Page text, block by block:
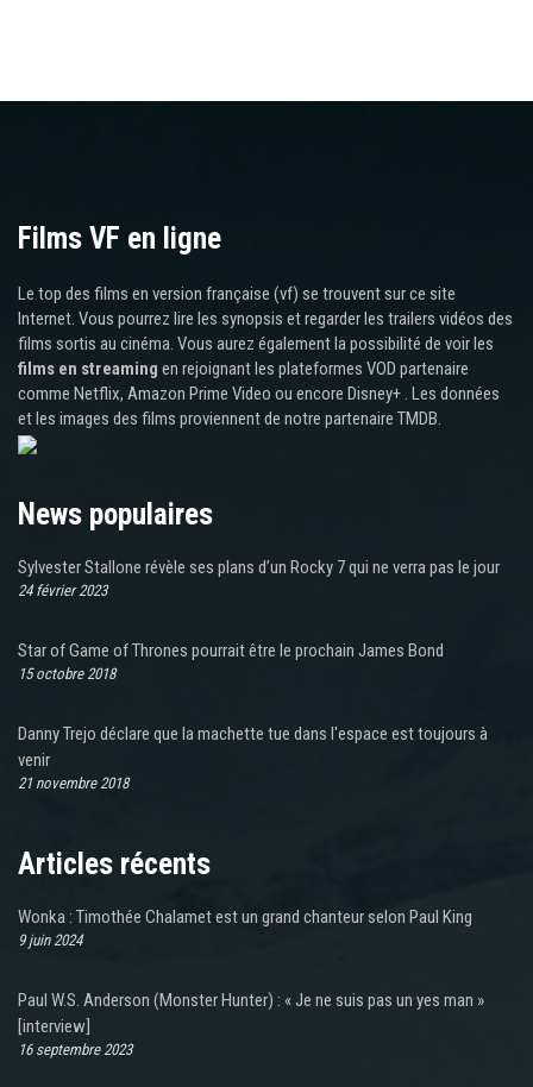
Films VF en ligne
Le top des films en version française (vf) se trouvent sur ce site
Internet. Vous pourrez lire les synopsis et regarder les trailers vidéos des
films sortis au cinéma. Vous aurez également la possibilité de voir les
films en streaming en rejoignant les plateformes VOD partenaire
comme Netflix, Amazon Prime Video ou encore Disney+ . Les données
et les images des films proviennent de notre partenaire TMDB.
News populaires
Sylvester Stallone révèle ses plans d’un Rocky 7 qui ne verra pas le jour
24 février 2023
Star of Game of Thrones pourrait être le prochain James Bond
15 octobre 2018
Danny Trejo déclare que la machette tue dans l'espace est toujours à
venir
21 novembre 2018
Articles récents
Wonka : Timothée Chalamet est un grand chanteur selon Paul King
9 juin 2024
Paul W.S. Anderson (Monster Hunter) : « Je ne suis pas un yes man »
[interview]
16 septembre 2023